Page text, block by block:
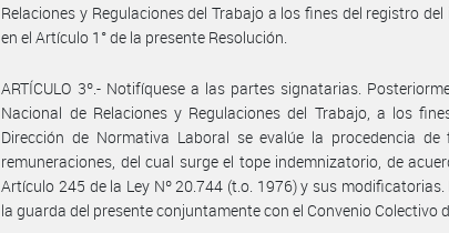
Relaciones y Regulaciones del Trabajo a los fines del registro
en el Artículo 1° de la presente Resolución.
ARTÍCULO 3º.- Notifíquese a las partes signatarias.
Nacional de Relaciones y Regulaciones del Trabajo, a los
Dirección de Normativa Laboral se evalúe la procedencia
remuneraciones, del cual surge el tope indemnizatorio, de
Artículo 245 de la Ley Nº 20.744 (t.o. 1976) y sus
la guarda del presente conjuntamente con el Convenio Colectivo